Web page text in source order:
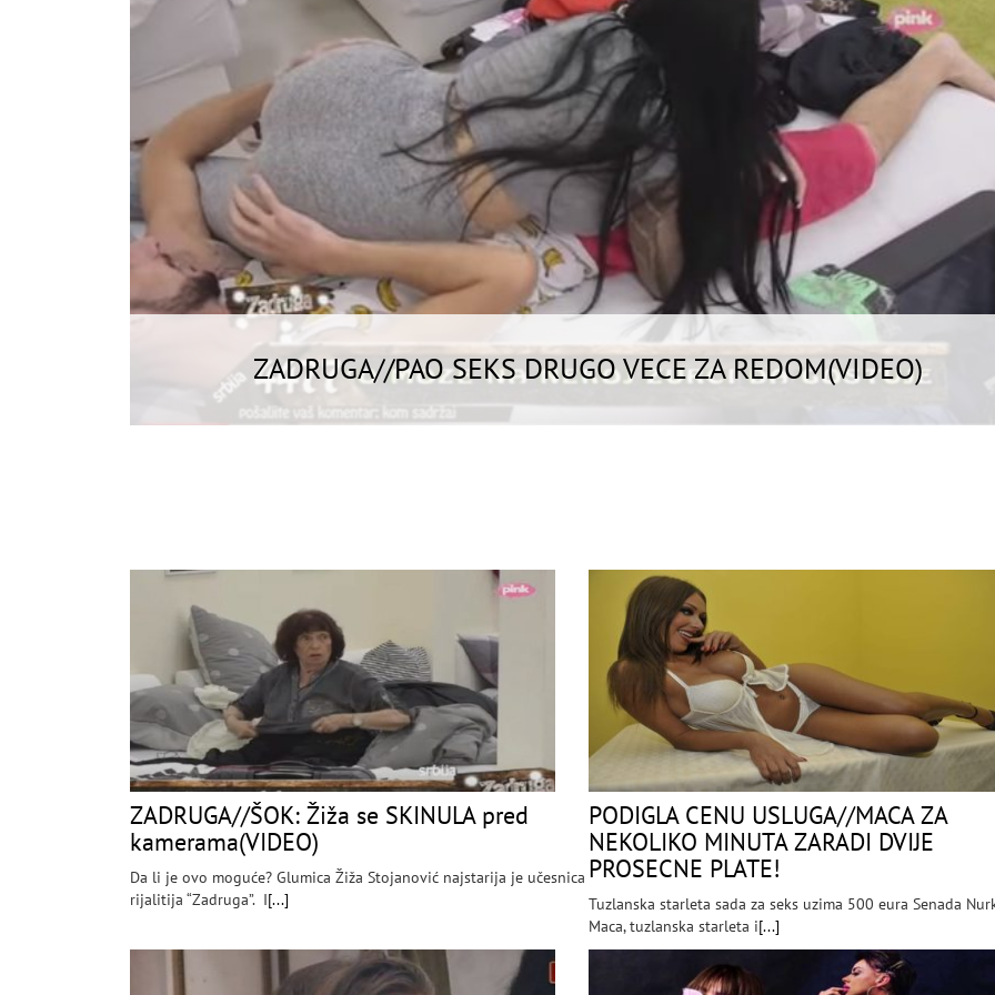
ZADRUGA//PAO SEKS DRUGO VECE ZA REDOM(VIDEO)
ZADRUGA//ŠOK: Žiža se SKINULA pred
kamerama(VIDEO)
Da li je ovo moguće? Glumica Žiža Stojanović najstarija je učesnica
rijalitija “Zadruga”. I[...]
PODIGLA CENU USLUGA//MACA ZA
NEKOLIKO MINUTA ZARADI DVIJE
PROSECNE PLATE!
Tuzlanska starleta sada za seks uzima 500 eura Senada
Maca, tuzlanska starleta i[...]